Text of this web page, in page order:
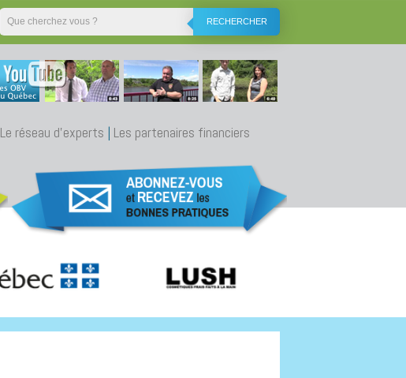
RECHERCHER
Le réseau d'experts | Les partenaires financiers